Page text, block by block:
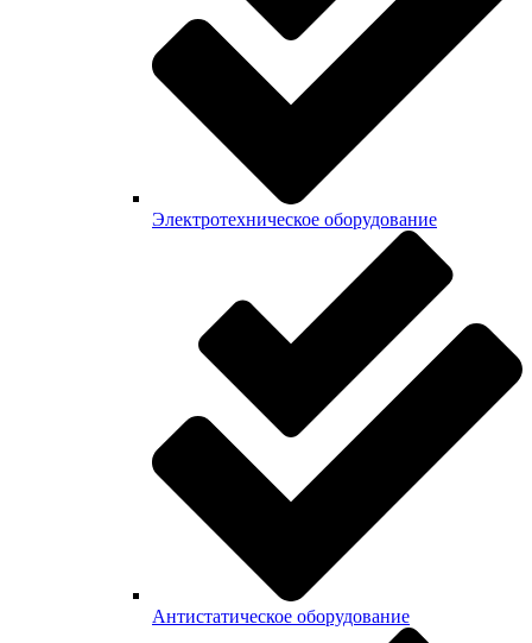
Электротехническое оборудование
Антистатическое оборудование